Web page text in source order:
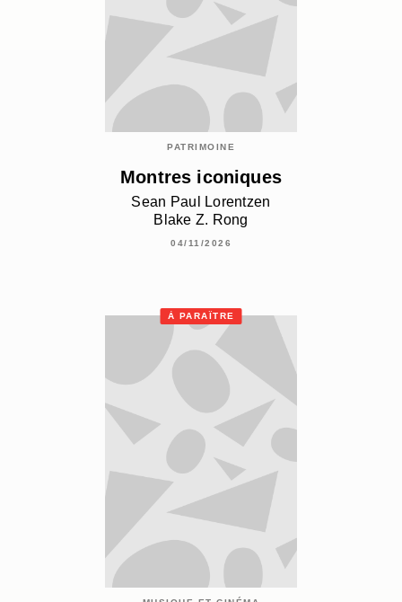
PATRIMOINE
Montres iconiques
Sean Paul Lorentzen
Blake Z. Rong
04/11/2026
À PARAÎTRE